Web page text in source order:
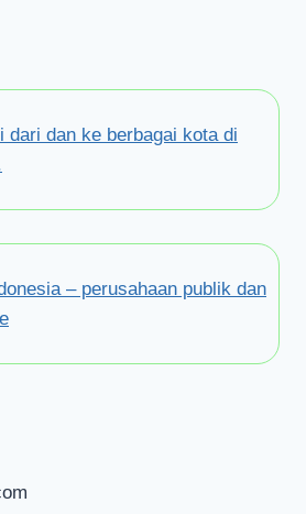
dari dan ke berbagai kota di
– perusahaan publik dan